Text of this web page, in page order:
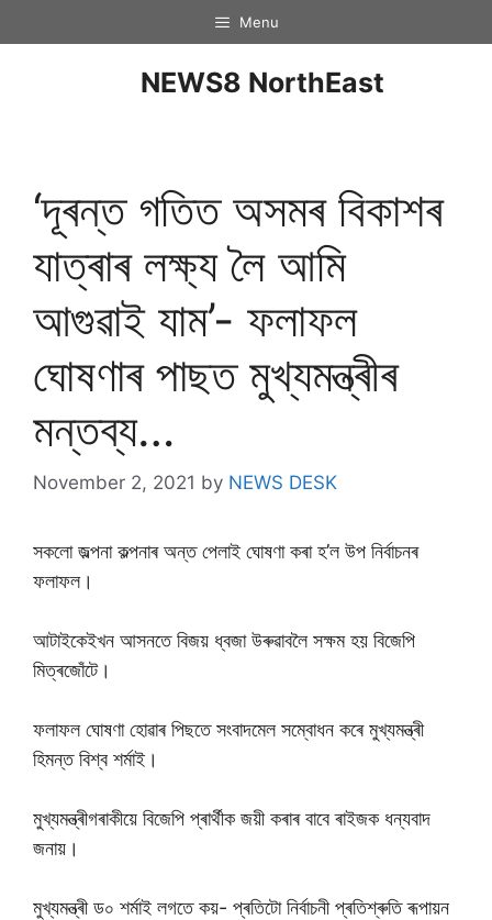
Menu
NEWS8 NorthEast
‘দূৰন্ত গতিত অসমৰ বিকাশৰ
যাত্ৰাৰ লক্ষ্য লৈ আমি
আগুৱাই যাম’- ফলাফল
ঘোষণাৰ পাছত মুখ্যমন্ত্ৰীৰ
মন্তব্য…
November 2, 2021 by NEWS DESK
সকলো জল্পনা কল্পনাৰ অন্ত পেলাই ঘোষণা কৰা হ’ল উপ নিৰ্বাচনৰ
ফলাফল।
আটাইকেইখন আসনতে বিজয় ধ্বজা উৰুৱাবলৈ সক্ষম হয় বিজেপি
মিত্ৰজোঁটে।
ফলাফল ঘোষণা হোৱাৰ পিছতে সংবাদমেল সম্বোধন কৰে মুখ্যমন্ত্ৰী
হিমন্ত বিশ্ব শৰ্মাই।
মুখ্যমন্ত্ৰীগৰাকীয়ে বিজেপি প্ৰাৰ্থীক জয়ী কৰাৰ বাবে ৰাইজক ধন্যবাদ
জনায়।
মুখ্যমন্ত্ৰী ড০ শৰ্মাই লগতে কয়- প্ৰতিটো নিৰ্বাচনী প্ৰতিশ্ৰুতি ৰূপায়ন